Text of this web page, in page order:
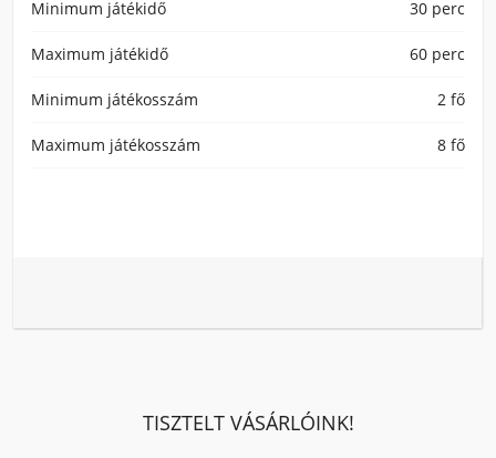
Minimum játékidő 30 perc
Maximum játékidő 60 perc
Minimum játékosszám 2 fő
Maximum játékosszám 8 fő
TISZTELT VÁSÁRLÓINK!